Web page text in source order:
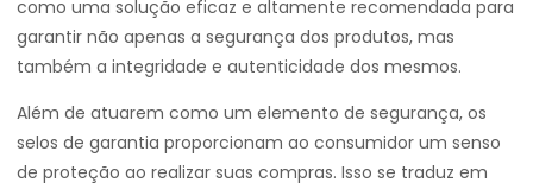
como uma solução eficaz e altamente recomendada para
garantir não apenas a segurança dos produtos, mas
também a integridade e autenticidade dos mesmos.
Além de atuarem como um elemento de segurança, os
selos de garantia proporcionam ao consumidor um senso
de proteção ao realizar suas compras. Isso se traduz em